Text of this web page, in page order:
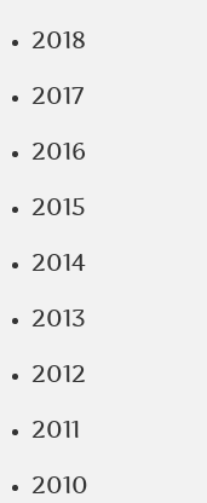
2018
2017
2016
2015
2014
2013
2012
2011
2010